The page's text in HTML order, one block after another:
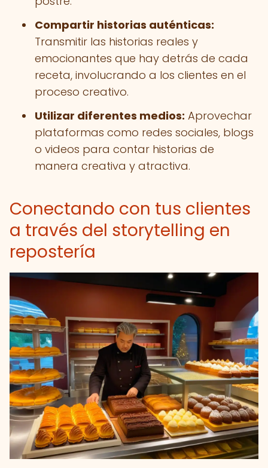
Compartir historias auténticas:
Transmitir las historias reales y
emocionantes que hay detrás de cada
receta, involucrando a los clientes en el
proceso creativo.
Utilizar diferentes medios: Aprovechar
plataformas como redes sociales, blogs
o videos para contar historias de
manera creativa y atractiva.
Conectando con tus clientes
a través del storytelling en
repostería